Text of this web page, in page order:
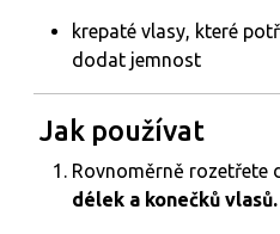
krepaté vlasy, které
dodat jemnost
️ Jak používat
Rovnoměrně rozetřete
délek a konečků vlasů.